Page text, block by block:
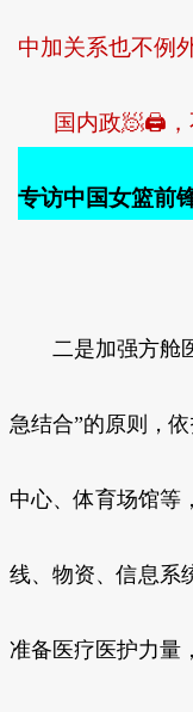
中加关系也不例
国内政🧖🖨
专访中国女篮前
二是加强方舱医
急结合”的原则，
中心、体育场馆等
线、物资、信息系
准备医疗医护力量